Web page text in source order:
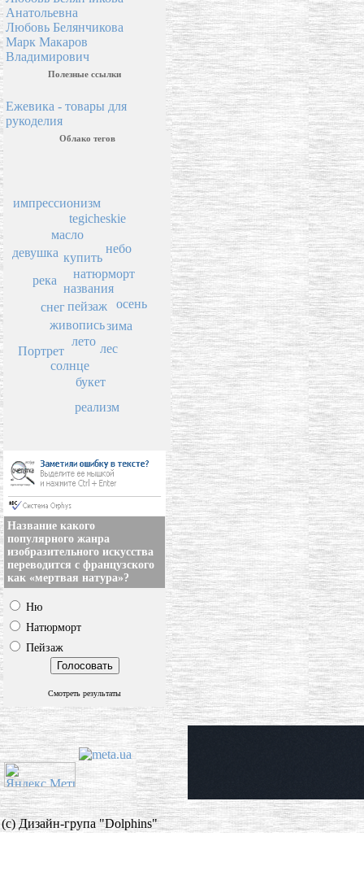
Анатольевна
Любовь Белянчикова
Марк Макаров
Владимирович
Полезные ссылки
Ежевика - товары для
рукоделия
Облако тегов
пейзаж
названия
живопись
лето
натюрморт
купить
солнце
лес
зима
осень
букет
масло
река
снег
tegicheskie
реализм
небо
импрессионизм
Портрет
девушка
Название какого
популярного жанра
изобразительного искусства
переводится с французского
как «мертвая натура»?
Ню
Натюрморт
Пейзаж
Смотреть результаты
(c) Дизайн-група "Dolphins"